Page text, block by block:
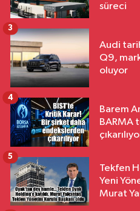
süreci
Audi
Q9,
oluyor
3
Barem
BARMA
4
Tekfen
Yeni
Murat
5